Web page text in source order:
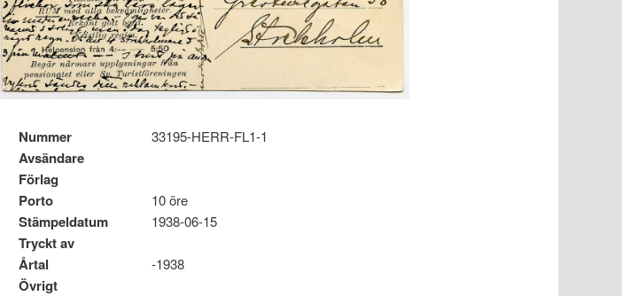
Nummer 33195-HERR-FL1-1
Avsändare
Förlag
Porto 10 öre
Stämpeldatum 1938-06-15
Tryckt av
Årtal -1938
Övrigt